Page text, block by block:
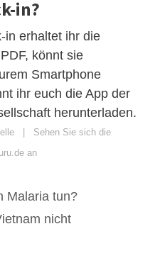
in?
in erhaltet ihr die
könnt sie
Smartphone
ihr euch die App der
herunterladen.
| Sehen Sie sich die
an
Malaria tun?
nicht